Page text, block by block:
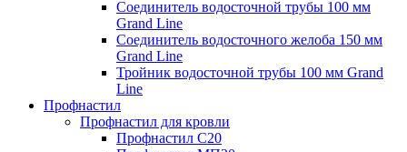
Соединитель водосточной трубы 100 мм
Grand Line
Соединитель водосточного желоба 150 мм
Grand Line
Тройник водосточной трубы 100 мм Grand
Line
Профнастил
Профнастил для кровли
Профнастил С20